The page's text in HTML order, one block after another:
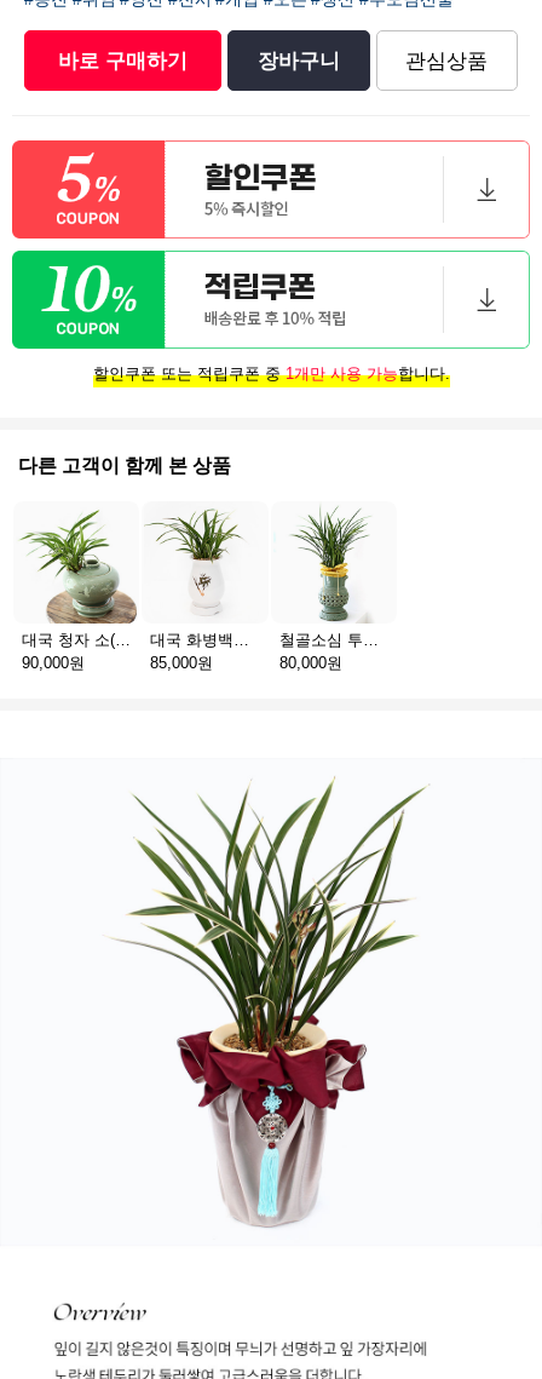
바로 구매하기 장바구니 관심상품
할인쿠폰 또는 적립쿠폰 중1개만 사용 가능합니다.
다른 고객이 함께 본 상품
90,000원
85,000원
80,000원